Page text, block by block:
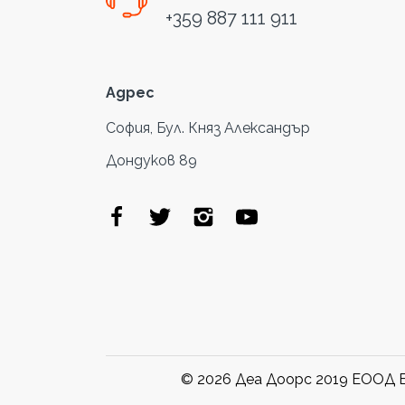
+359 887 111 911
Адрес
София, Бул. Княз Александър
Дондуков 89
© 2026 Деа Доорс 2019 ЕООД